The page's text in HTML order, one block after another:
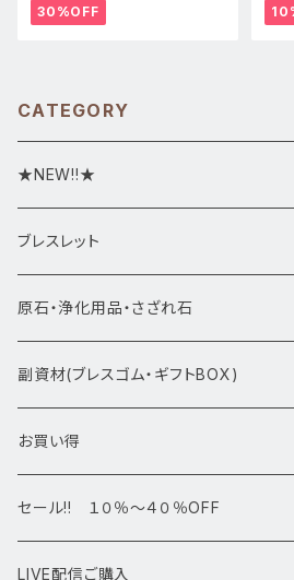
30%OFF
CATEGORY
★NEW!!★
★新入荷1/28~
ブレスレット
ブレスレット1点物
アマビエシリーズ
デザインブレス
高級・高品質ブレスレット
サイズ
原石・浄化用品・さざれ石
浄化さざれ石
ポイント・タワー・タンブル
スフィア 丸玉
置物
副資材(ブレスゴム・ギフトBOX)
お買い得
セール!! １０％～４０％OFF
LIVE配信ご購入